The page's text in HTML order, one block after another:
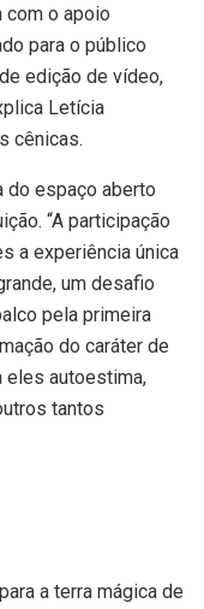
com o apoio
para o público
edição de vídeo,
Letícia
cênicas.
do espaço aberto
“A participação
a experiência única
um desafio
pela primeira
do caráter de
eles autoestima,
tantos
a terra mágica de